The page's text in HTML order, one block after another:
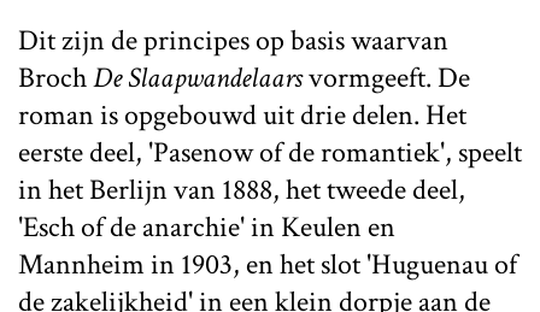
Dit zijn de principes op basis waarvan
BrochDe Slaapwandelaarsvormgeeft. De
roman is opgebouwd uit drie delen. Het
eerste deel, 'Pasenow of de romantiek', speelt
in het Berlijn van 1888, het tweede deel,
'Esch of de anarchie' in Keulen en
Mannheim in 1903, en het slot 'Huguenau of
de zakelijkheid' in een klein dorpje aan de